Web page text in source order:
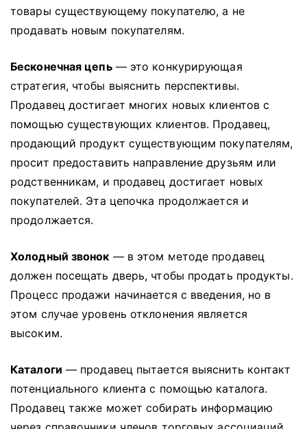
товары существующему покупателю, а не
продавать новым покупателям.
Бесконечная цепь— это конкурирующая
стратегия, чтобы выяснить перспективы.
Продавец достигает многих новых клиентов с
помощью существующих клиентов. Продавец,
продающий продукт существующим покупателям,
просит предоставить направление друзьям или
родственникам, и продавец достигает новых
покупателей. Эта цепочка продолжается и
продолжается.
Холодный звонок — в этом методе продавец
должен посещать дверь, чтобы продать продукты.
Процесс продажи начинается с введения, но в
этом случае уровень отклонения является
высоким.
Каталоги — продавец пытается выяснить контакт
потенциального клиента с помощью каталога.
Продавец также может собирать информацию